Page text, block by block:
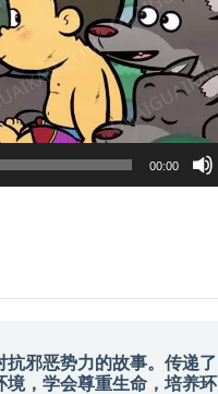
00:00
邪恶势力的故事。传递了
境，学会尊重生命，培养环